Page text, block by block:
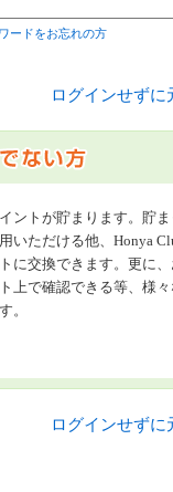
ードをお忘れの方
ログインせずに
ントが貯まります。貯
いただける他、Honya
に交換できます。更に、
上で確認できる等、様
。
ログインせずに